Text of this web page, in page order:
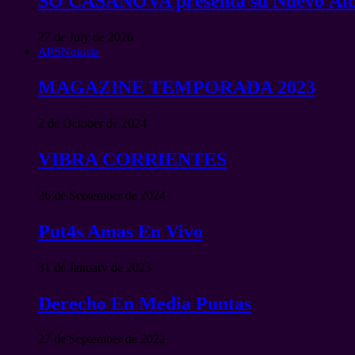
27 de July de 2026
ARSNotoria
MAGAZINE TEMPORADA 2023
2 de October de 2024
VIBRA CORRIENTES
26 de September de 2024
Put4s Amas En Vivo
31 de January de 2023
Derecho En Media Puntas
27 de September de 2022